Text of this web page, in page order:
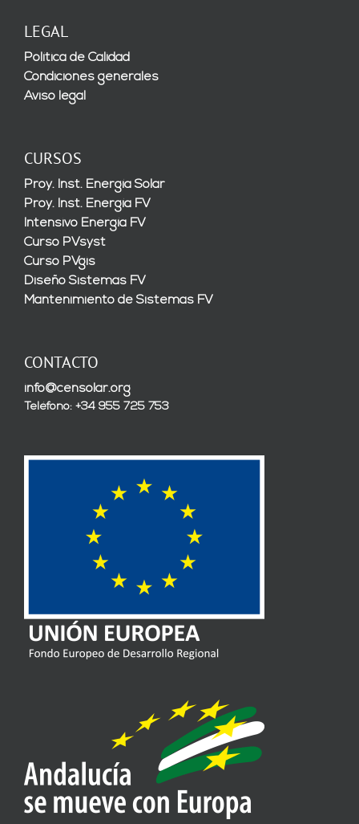
LEGAL
Política de Calidad
Condiciones generales
Aviso legal
CURSOS
Proy. Inst. Energía Solar
Proy. Inst. Energía FV
Intensivo Energía FV
Curso PVsyst
Curso PVgis
Diseño Sistemas FV
Mantenimiento de Sistemas FV
CONTACTO
info@censolar.org
Teléfono: +34 955 725 753